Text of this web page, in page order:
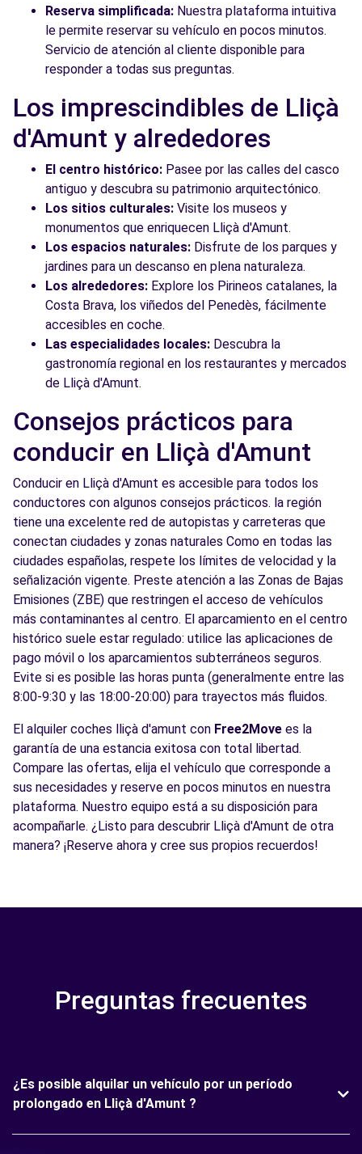
Reserva simplificada: Nuestra plataforma intuitiva
le permite reservar su vehículo en pocos minutos.
Servicio de atención al cliente disponible para
responder a todas sus preguntas.
Los imprescindibles de Lliçà
d'Amunt y alrededores
El centro histórico: Pasee por las calles del casco
antiguo y descubra su patrimonio arquitectónico.
Los sitios culturales: Visite los museos y
monumentos que enriquecen Lliçà d'Amunt.
Los espacios naturales: Disfrute de los parques y
jardines para un descanso en plena naturaleza.
Los alrededores: Explore los Pirineos catalanes, la
Costa Brava, los viñedos del Penedès, fácilmente
accesibles en coche.
Las especialidades locales: Descubra la
gastronomía regional en los restaurantes y mercados
de Lliçà d'Amunt.
Consejos prácticos para
conducir en Lliçà d'Amunt
Conducir en Lliçà d'Amunt es accesible para todos los
conductores con algunos consejos prácticos. la región
tiene una excelente red de autopistas y carreteras que
conectan ciudades y zonas naturales Como en todas las
ciudades españolas, respete los límites de velocidad y la
señalización vigente. Preste atención a las Zonas de Bajas
Emisiones (ZBE) que restringen el acceso de vehículos
más contaminantes al centro. El aparcamiento en el centro
histórico suele estar regulado: utilice las aplicaciones de
pago móvil o los aparcamientos subterráneos seguros.
Evite si es posible las horas punta (generalmente entre las
8:00-9:30 y las 18:00-20:00) para trayectos más fluidos.
El alquiler coches lliçà d'amunt con Free2Move es la
garantía de una estancia exitosa con total libertad.
Compare las ofertas, elija el vehículo que corresponde a
sus necesidades y reserve en pocos minutos en nuestra
plataforma. Nuestro equipo está a su disposición para
acompañarle. ¿Listo para descubrir Lliçà d'Amunt de otra
manera? ¡Reserve ahora y cree sus propios recuerdos!
Preguntas frecuentes
¿Es posible alquilar un vehículo por un período
prolongado en Lliçà d'Amunt ?